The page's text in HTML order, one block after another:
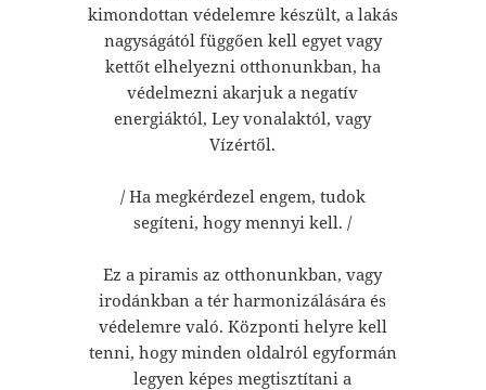
kimondottan védelemre készült, a lakás
nagyságától függően kell egyet vagy
kettőt elhelyezni otthonunkban, ha
védelmezni akarjuk a negatív
energiáktól, Ley vonalaktól, vagy
Vízértől.
/ Ha megkérdezel engem, tudok
segíteni, hogy mennyi kell. /
Ez a piramis az otthonunkban, vagy
irodánkban a tér harmonizálására és
védelemre való. Központi helyre kell
tenni, hogy minden oldalról egyformán
legyen képes megtisztítani a